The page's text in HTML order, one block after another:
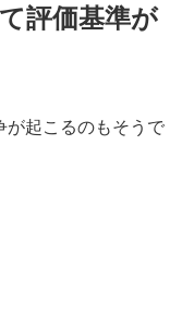
評価基準が
が起こるのもそうで